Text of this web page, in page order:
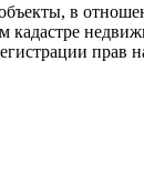
в
прав